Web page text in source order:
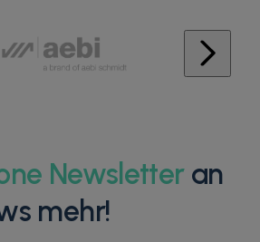
Newsletteran
mehr!